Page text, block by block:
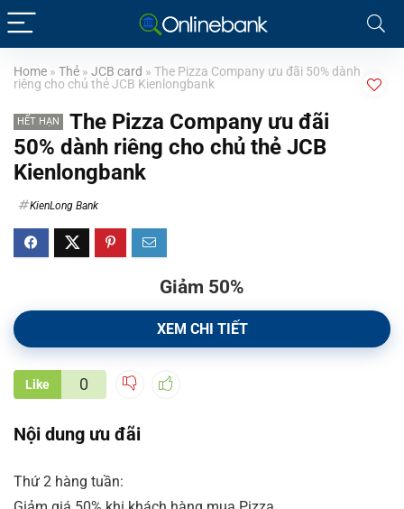
Home » Thẻ » JCB card » The Pizza Company ưu đãi 50% dành
riêng cho chủ thẻ JCB Kienlongbank
HẾT HẠN
The Pizza Company ưu đãi
50% dành riêng cho chủ thẻ JCB
Kienlongbank
KienLong Bank
Giảm 50%
XEM CHI TIẾT
Like 0
Nội dung ưu đãi
Thứ 2 hàng tuần: